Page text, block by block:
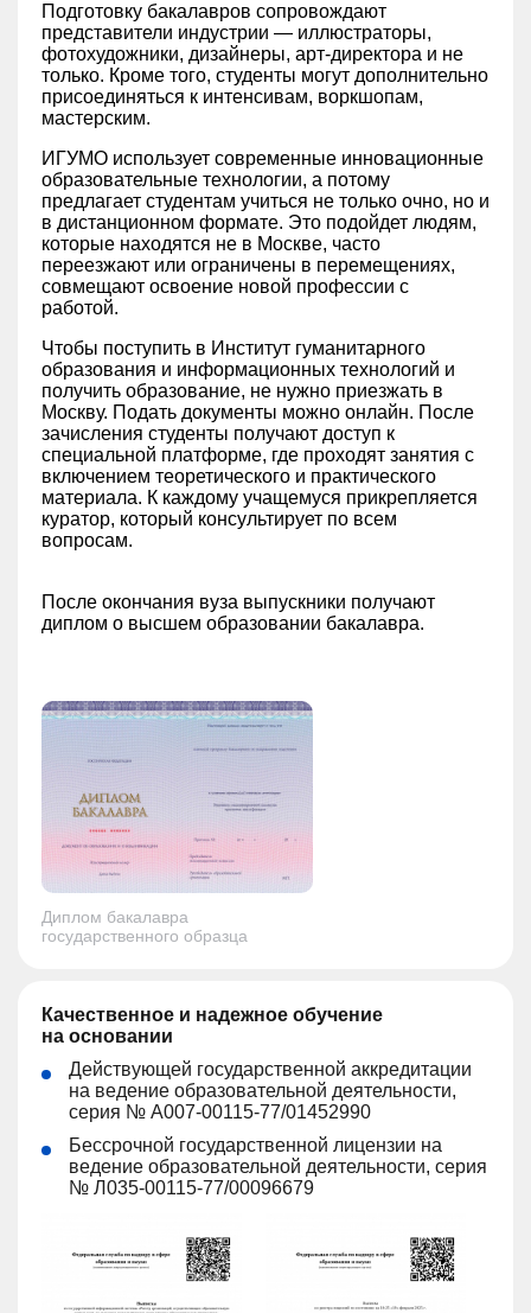
Подготовку бакалавров сопровождают
представители индустрии — иллюстраторы,
фотохудожники, дизайнеры, арт-директора и не
только. Кроме того, студенты могут дополнительно
присоединяться к интенсивам, воркшопам,
мастерским.
ИГУМО использует современные инновационные
образовательные технологии, а потому
предлагает студентам учиться не только очно, но и
в дистанционном формате. Это подойдет людям,
которые находятся не в Москве, часто
переезжают или ограничены в перемещениях,
совмещают освоение новой профессии с
работой.
Чтобы поступить в Институт гуманитарного
образования и информационных технологий и
получить образование, не нужно приезжать в
Москву. Подать документы можно онлайн. После
зачисления студенты получают доступ к
специальной платформе, где проходят занятия с
включением теоретического и практического
материала. К каждому учащемуся прикрепляется
куратор, который консультирует по всем
вопросам.
После окончания вуза выпускники получают
диплом о высшем образовании бакалавра.
Диплом бакалавра
государственного образца
Качественное и надежное обучение
на основании
Действующей государственной аккредитации
на ведение образовательной деятельности,
серия № А007-00115-77/01452990
Бессрочной государственной лицензии на
ведение образовательной деятельности, серия
№ Л035-00115-77/00096679